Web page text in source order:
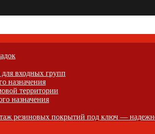
входных групп
назначения
территории
назначения
резиновых покрытий под ключ —